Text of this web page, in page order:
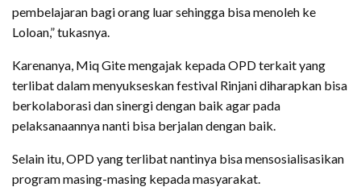
pembelajaran bagi orang luar sehingga bisa menoleh ke
Loloan,” tukasnya.
Karenanya, Miq Gite mengajak kepada OPD terkait yang
terlibat dalam menyukseskan festival Rinjani diharapkan bisa
berkolaborasi dan sinergi dengan baik agar pada
pelaksanaannya nanti bisa berjalan dengan baik.
Selain itu, OPD yang terlibat nantinya bisa mensosialisasikan
program masing-masing kepada masyarakat.